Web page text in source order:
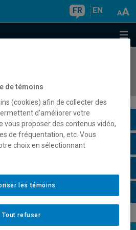
FR EN
de témoins
(cookies) afin de collecter des
d’améliorer votre
vous proposer des contenus vidéo,
de fréquentation, etc. Vous
choix en sélectionnant
Tout refuser
les témoins